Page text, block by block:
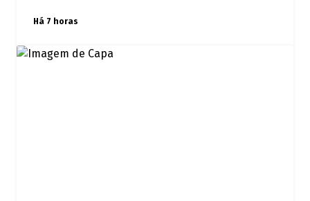
Há 7 horas